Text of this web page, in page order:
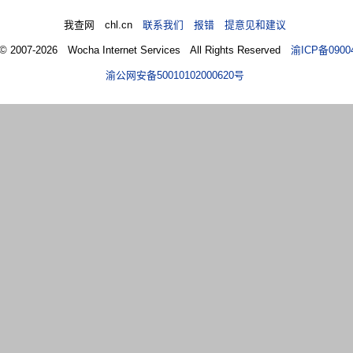
我查网 chl.cn联系我们 报错 提意见和建议
© 2007-2026 Wocha Internet Services All Rights Reserved渝ICP备
渝公网安备50010102000620号